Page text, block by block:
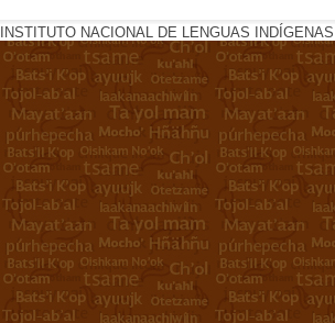
INSTITUTO NACIONAL DE LENGUAS